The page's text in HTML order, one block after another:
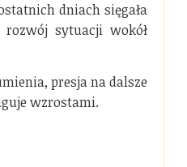
dniach sięgała
rozwój sytuacji wokół
presja na dalsze
wzrostami.